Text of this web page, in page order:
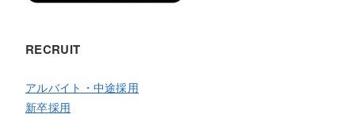
RECRUIT
アルバイト・中途採用
新卒採用